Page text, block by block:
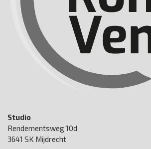
Studio
Rendementsweg 10d
3641 SK Mijdrecht